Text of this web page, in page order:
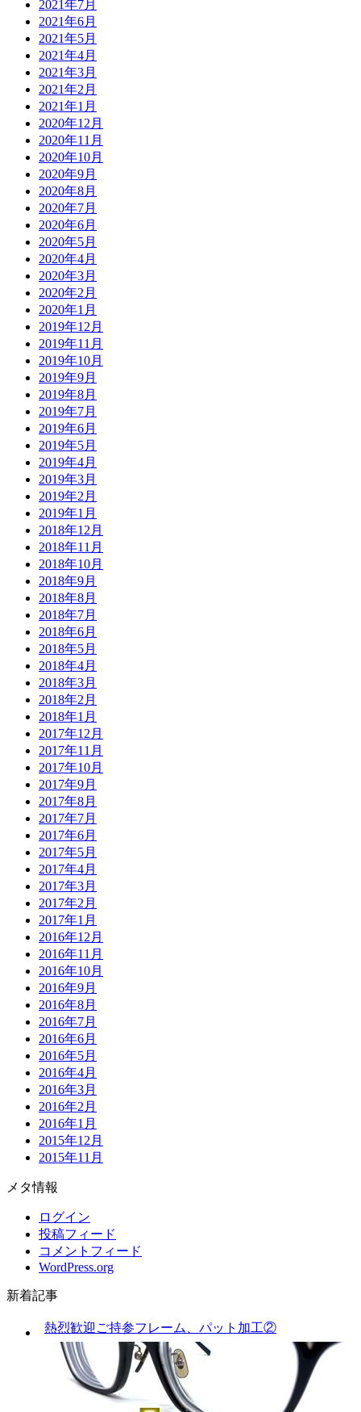
2021年7月
2021年6月
2021年5月
2021年4月
2021年3月
2021年2月
2021年1月
2020年12月
2020年11月
2020年10月
2020年9月
2020年8月
2020年7月
2020年6月
2020年5月
2020年4月
2020年3月
2020年2月
2020年1月
2019年12月
2019年11月
2019年10月
2019年9月
2019年8月
2019年7月
2019年6月
2019年5月
2019年4月
2019年3月
2019年2月
2019年1月
2018年12月
2018年11月
2018年10月
2018年9月
2018年8月
2018年7月
2018年6月
2018年5月
2018年4月
2018年3月
2018年2月
2018年1月
2017年12月
2017年11月
2017年10月
2017年9月
2017年8月
2017年7月
2017年6月
2017年5月
2017年4月
2017年3月
2017年2月
2017年1月
2016年12月
2016年11月
2016年10月
2016年9月
2016年8月
2016年7月
2016年6月
2016年5月
2016年4月
2016年3月
2016年2月
2016年1月
2015年12月
2015年11月
メタ情報
ログイン
投稿フィード
コメントフィード
WordPress.org
新着記事
熱烈歓迎ご持参フレーム、パット加工②